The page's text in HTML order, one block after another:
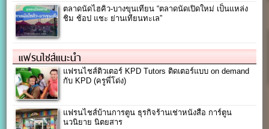
ตลาดนัดไฮคิว-บางขุนเทียน “ตลาดนัดเปิดใหม่ เป็นแหล่ง
ชิม ช้อป แชะ ย่านเทียนทะเล”
แฟรนไชส์แนะนำ
แฟรนไชส์ติวเตอร์ KPD Tutors ติดเตอร์แบบ on demand
กับ KPD (ครูพี่โด่ง)
แฟรนไชส์บ้านการตูน ธุรกิจร้านเช่าหนังสือ การ์ตูน
นวนิยาย นิตยสาร